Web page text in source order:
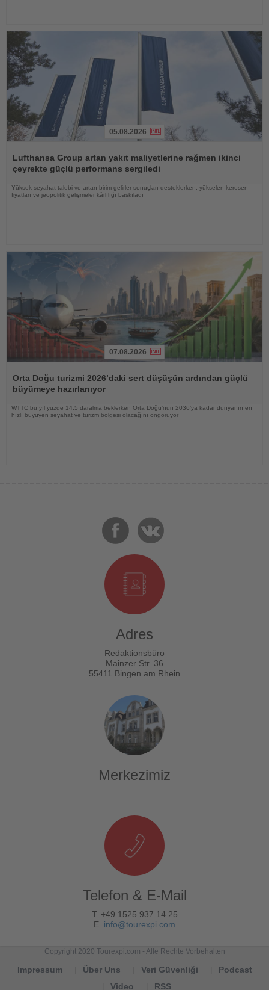
Oku
05.08.2026
Lufthansa Group artan yakıt maliyetlerine rağmen ikinci
çeyrekte güçlü performans sergiledi
Yüksek seyahat talebi ve artan birim gelirler sonuçları desteklerken, yükselen kerosen
fiyatları ve jeopolitik gelişmeler kârlılığı baskıladı
Oku
07.08.2026
Orta Doğu turizmi 2026’daki sert düşüşün ardından güçlü
büyümeye hazırlanıyor
WTTC bu yıl yüzde 14,5 daralma beklerken Orta Doğu’nun 2036’ya kadar dünyanın en
hızlı büyüyen seyahat ve turizm bölgesi olacağını öngörüyor
Adres
Redaktionsbüro
Mainzer Str. 36
55411 Bingen am Rhein
Merkezimiz
Telefon & E-Mail
T. +49 1525 937 14 25
E. info@tourexpi.com
Copyright 2020 Tourexpi.com - Alle Rechte Vorbehalten
Impressum Über Uns Veri Güvenliği
Podcast
Video
RSS